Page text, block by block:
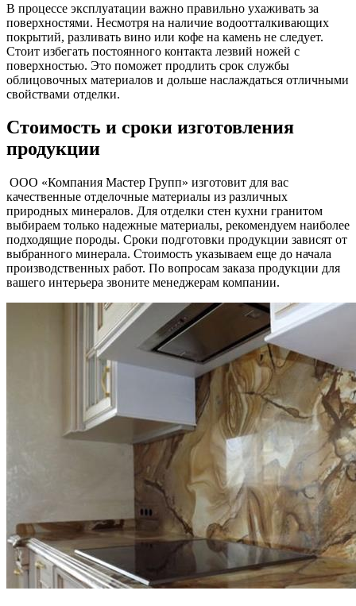
В процессе эксплуатации важно правильно ухаживать за
поверхностями. Несмотря на наличие водоотталкивающих
покрытий, разливать вино или кофе на камень не следует.
Стоит избегать постоянного контакта лезвий ножей с
поверхностью. Это поможет продлить срок службы
облицовочных материалов и дольше наслаждаться отличными
свойствами отделки.
Стоимость и сроки изготовления
продукции
ООО «Компания Мастер Групп» изготовит для вас
качественные отделочные материалы из различных
природных минералов. Для отделки стен кухни гранитом
выбираем только надежные материалы, рекомендуем наиболее
подходящие породы. Сроки подготовки продукции зависят от
выбранного минерала. Стоимость указываем еще до начала
производственных работ. По вопросам заказа продукции для
вашего интерьера звоните менеджерам компании.